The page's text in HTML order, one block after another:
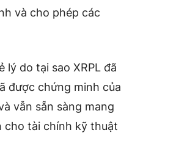
và cho phép các
lý do tại sao XRPL đã
được chứng minh của
vẫn sẵn sàng mang
cho tài chính kỹ thuật